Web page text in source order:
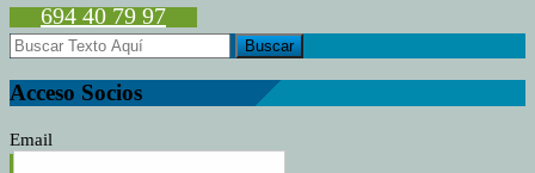
694 40 79 97
Acceso Socios
Email